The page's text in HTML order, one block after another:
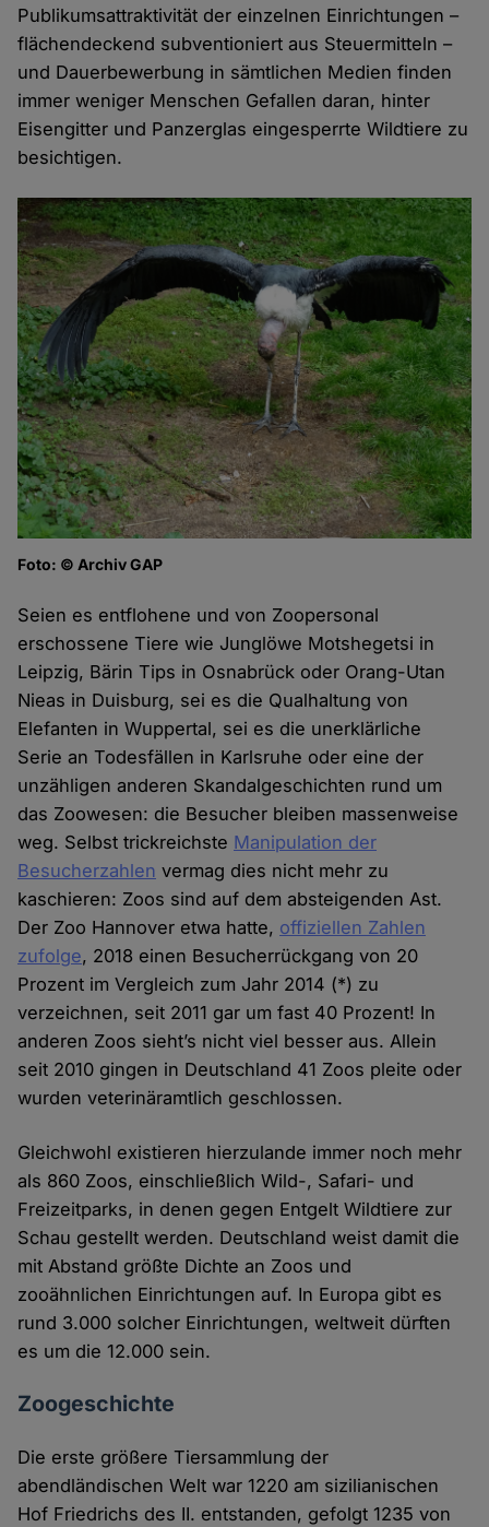
Publikumsattraktivität der einzelnen Einrichtungen –
flächendeckend subventioniert aus Steuermitteln –
und Dauerbewerbung in sämtlichen Medien finden
immer weniger Menschen Gefallen daran, hinter
Eisengitter und Panzerglas eingesperrte Wildtiere zu
besichtigen.
Foto: © Archiv GAP
Seien es entflohene und von Zoopersonal
erschossene Tiere wie Junglöwe Motshegetsi in
Leipzig, Bärin Tips in Osnabrück oder Orang-Utan
Nieas in Duisburg, sei es die Qualhaltung von
Elefanten in Wuppertal, sei es die unerklärliche
Serie an Todesfällen in Karlsruhe oder eine der
unzähligen anderen Skandalgeschichten rund um
das Zoowesen: die Besucher bleiben massenweise
weg. Selbst trickreichste Manipulation der
Besucherzahlen vermag dies nicht mehr zu
kaschieren: Zoos sind auf dem absteigenden Ast.
Der Zoo Hannover etwa hatte, offiziellen Zahlen
zufolge, 2018 einen Besucherrückgang von 20
Prozent im Vergleich zum Jahr 2014 (*) zu
verzeichnen, seit 2011 gar um fast 40 Prozent! In
anderen Zoos sieht’s nicht viel besser aus. Allein
seit 2010 gingen in Deutschland 41 Zoos pleite oder
wurden veterinäramtlich geschlossen.
Gleichwohl existieren hierzulande immer noch mehr
als 860 Zoos, einschließlich Wild-, Safari- und
Freizeitparks, in denen gegen Entgelt Wildtiere zur
Schau gestellt werden. Deutschland weist damit die
mit Abstand größte Dichte an Zoos und
zooähnlichen Einrichtungen auf. In Europa gibt es
rund 3.000 solcher Einrichtungen, weltweit dürften
es um die 12.000 sein.
Zoogeschichte
Die erste größere Tiersammlung der
abendländischen Welt war 1220 am sizilianischen
Hof Friedrichs des II. entstanden, gefolgt 1235 von